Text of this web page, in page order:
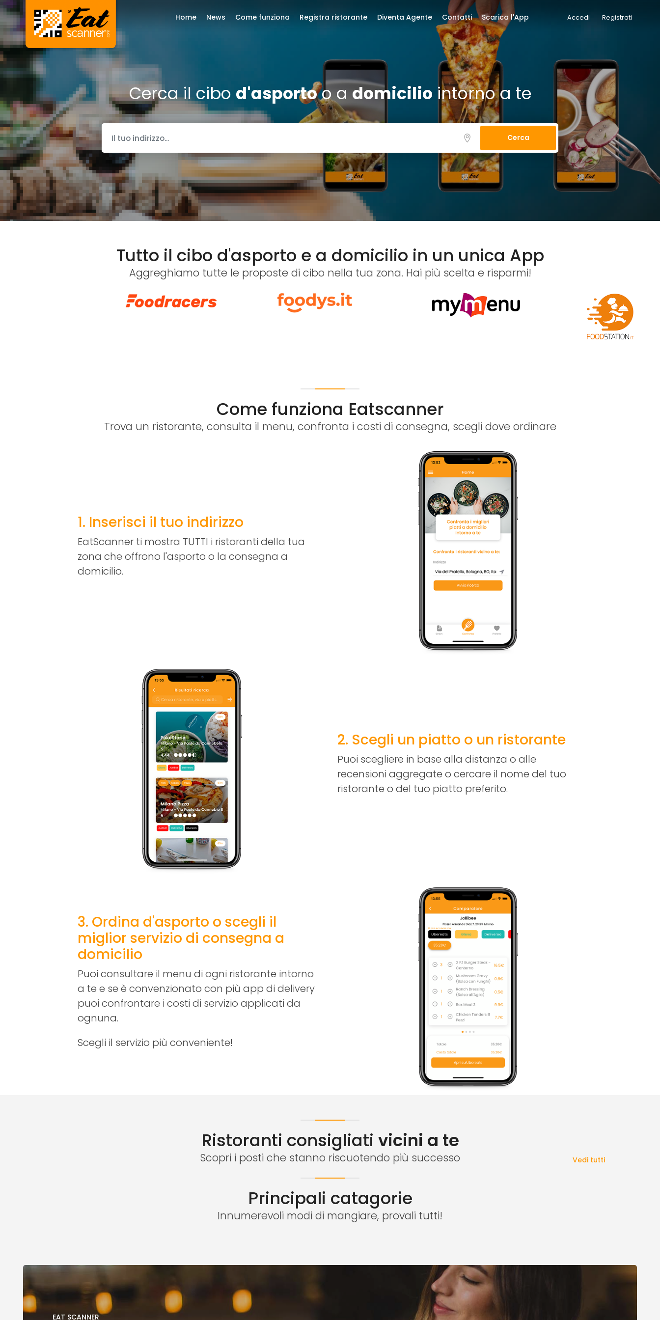
Accedi Registrati
Home News Come funziona Registra ristorante Diventa Agente Contatti Scarica l'App
Cerca il cibo d'asportoo a domicilio intorno a te
Tutto il cibo d'asporto e a domicilio in un unica App
Aggreghiamo tutte le proposte di cibo nella tua zona. Hai più scelta e risparmi!
Come funziona Eatscanner
Trova un ristorante, consulta il menu, confronta i costi di consegna, scegli dove ordinare
1. Inserisci il tuo indirizzo
EatScanner ti mostra TUTTI i ristoranti della tua
zona che offrono l'asporto o la consegna a
domicilio.
2. Scegli un piatto o un ristorante
Puoi scegliere in base alla distanza o alle
recensioni aggregate o cercare il nome del tuo
ristorante o del tuo piatto preferito.
3. Ordina d'asporto o scegli il
miglior servizio di consegna a
domicilio
Puoi consultare il menu di ogni ristorante intorno
a te e se è convenzionato con più app di delivery
puoi confrontare i costi di servizio applicati da
ognuna.
Scegli il servizio più conveniente!
Ristoranti consigliati vicini a te
Scopri i posti che stanno riscuotendo più successo Vedi tutti
Principali catagorie
Innumerevoli modi di mangiare, provali tutti!
EAT SCANNER